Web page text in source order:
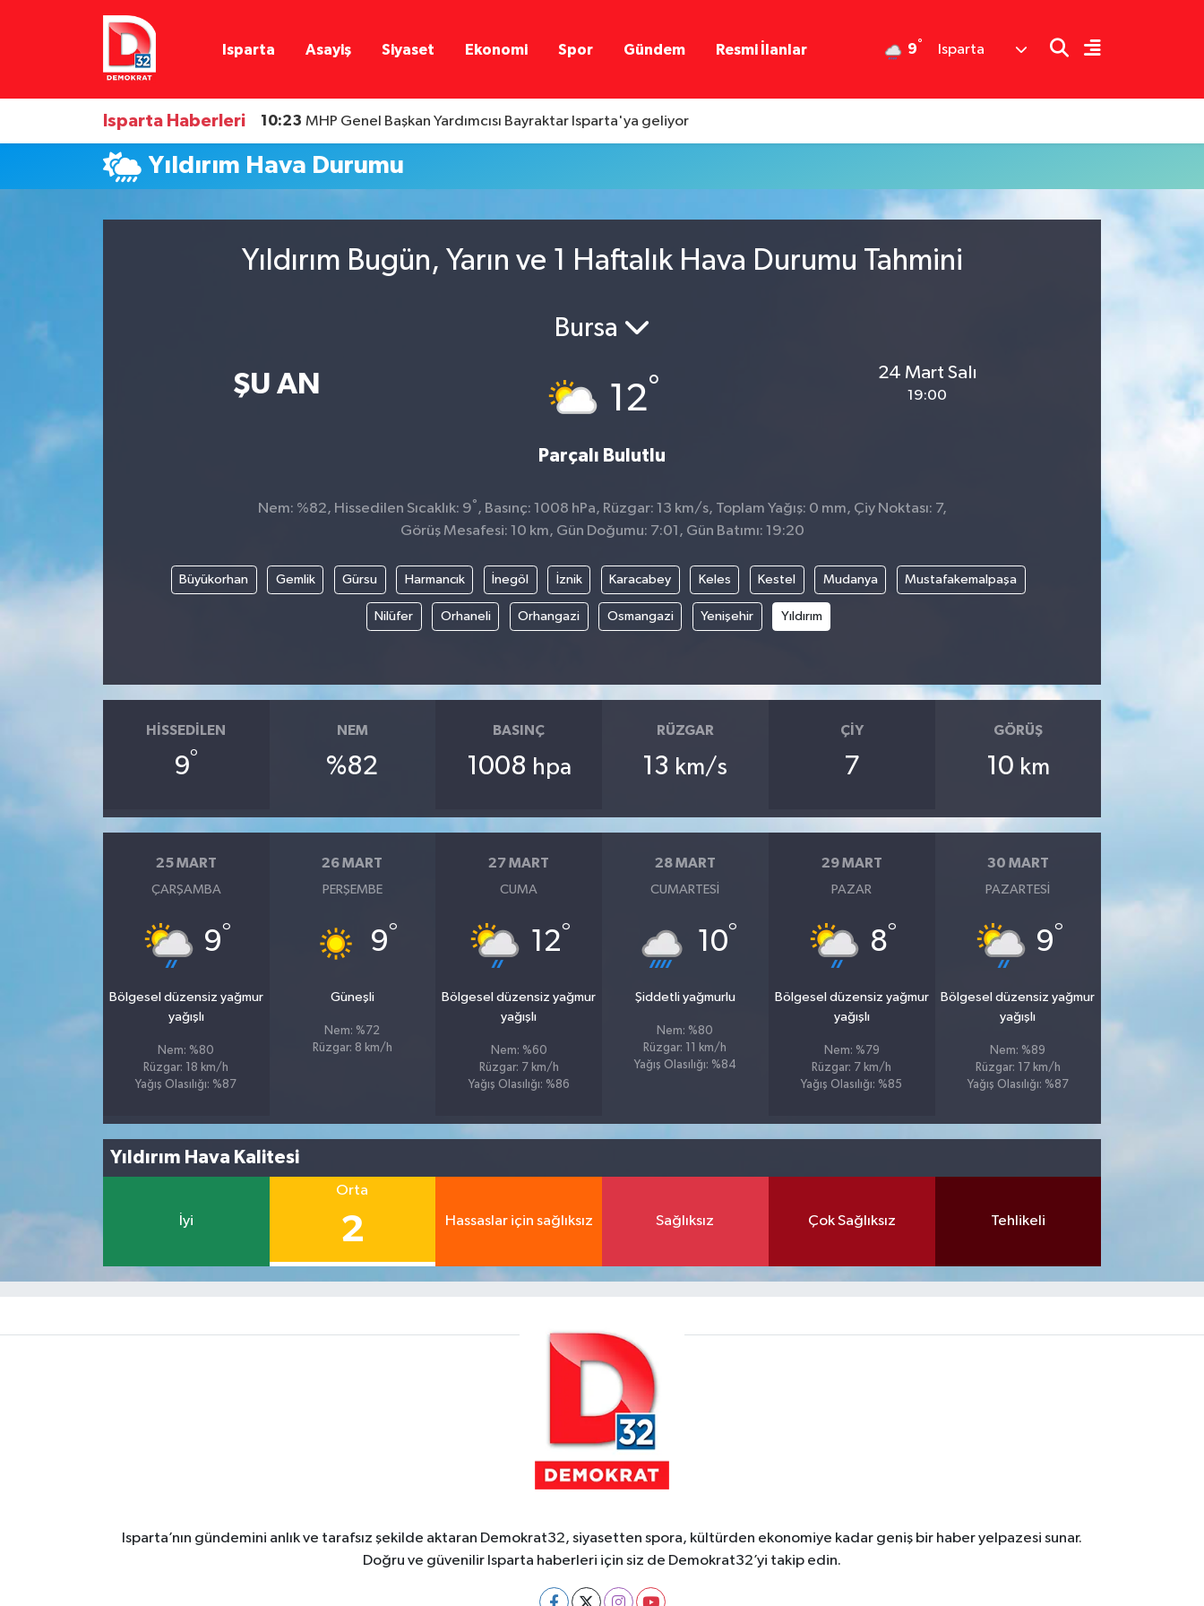
Isparta Asayiş Siyaset Ekonomi Spor Gündem Resmi İlanlar 9° Isparta
Isparta Haberleri 10:23 MHP Genel Başkan Yardımcısı Bayraktar Isparta'ya geliyor
Yıldırım Hava Durumu
Yıldırım Bugün, Yarın ve 1 Haftalık Hava Durumu Tahmini
ŞU AN
Bursa
12°
Parçalı Bulutlu
24 Mart Salı
19:00
Nem: %82, Hissedilen Sıcaklık: 9°, Basınç: 1008 hPa, Rüzgar: 13 km/s, Toplam Yağış: 0 mm, Çiy Noktası: 7,
Görüş Mesafesi: 10 km, Gün Doğumu: 7:01, Gün Batımı: 19:20
Büyükorhan Gemlik Gürsu Harmancık İnegöl İznik Karacabey Keles Kestel Mudanya Mustafakemalpaşa
Nilüfer Orhaneli Orhangazi Osmangazi Yenişehir Yıldırım
HISSEDILEN
9°
NEM
%82
BASINÇ
1008 hpa
RÜZGAR
13 km/s
ÇIY
7
GÖRÜŞ
10 km
25 MART
ÇARŞAMBA
9°
Bölgesel düzensiz yağmur
yağışlı
Nem: %80
Rüzgar: 18 km/h
Yağış Olasılığı: %87
26 MART
PERŞEMBE
9°
Güneşli
Nem: %72
Rüzgar: 8 km/h
27 MART
CUMA
12°
Bölgesel düzensiz yağmur
yağışlı
Nem: %60
Rüzgar: 7 km/h
Yağış Olasılığı: %86
28 MART
CUMARTESI
10°
Şiddetli yağmurlu
Nem: %80
Rüzgar: 11 km/h
Yağış Olasılığı: %84
29 MART
PAZAR
8°
Bölgesel düzensiz yağmur
yağışlı
Nem: %79
Rüzgar: 7 km/h
Yağış Olasılığı: %85
30 MART
PAZARTESI
9°
Bölgesel düzensiz yağmur
yağışlı
Nem: %89
Rüzgar: 17 km/h
Yağış Olasılığı: %87
Yıldırım Hava Kalitesi
İyi
Orta
2 Hassaslar için sağlıksız Sağlıksız Çok Sağlıksız Tehlikeli
Isparta’nın gündemini anlık ve tarafsız şekilde aktaran Demokrat32, siyasetten spora, kültürden ekonomiye kadar geniş bir haber yelpazesi sunar.
Doğru ve güvenilir Isparta haberleri için siz de Demokrat32’yi takip edin.
Isparta Nöbetçi Eczaneler
Isparta Hava Durumu
Isparta Namaz Vakitleri
Süper Lig Puan Durumu ve Fikstür